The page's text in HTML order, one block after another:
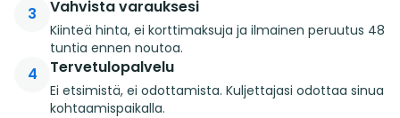
3 Vahvista varauksesi
Kiinteä hinta, ei korttimaksuja ja ilmainen peruutus 48
tuntia ennen noutoa.
4 Tervetulopalvelu
Ei etsimistä, ei odottamista. Kuljettajasi odottaa sinua
kohtaamispaikalla.